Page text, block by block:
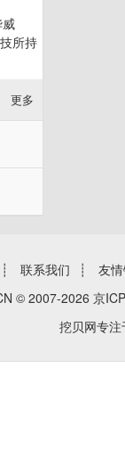
所持
更多
┊ 联系我们 ┊
友
© 2007-2026 京
挖贝网专